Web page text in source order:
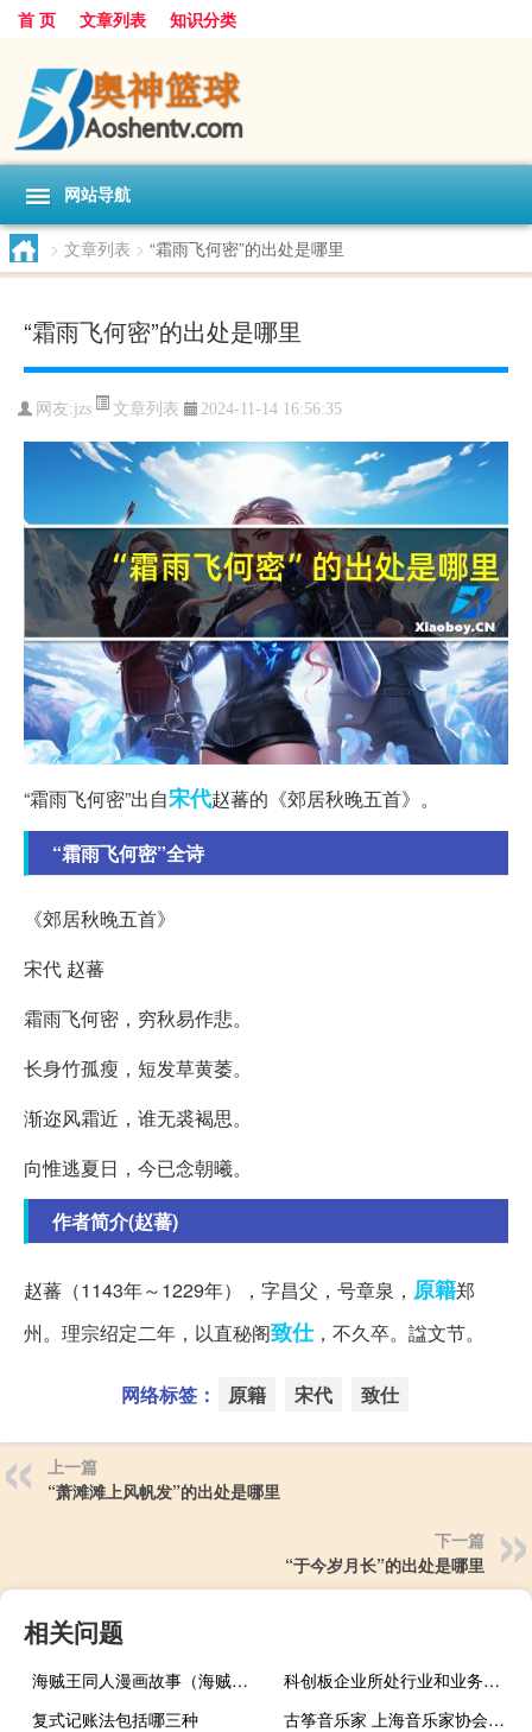
首 页 文章列表 知识分类
网站导航
> 文章列表 > “霜雨飞何密”的出处是哪里
“霜雨飞何密”的出处是哪里
网友:jzs 文章列表 2024-11-14 16:56:35
“霜雨飞何密”出自宋代赵蕃的《郊居秋晚五首》。
“霜雨飞何密”全诗
《郊居秋晚五首》
宋代 赵蕃
霜雨飞何密，穷秋易作悲。
长身竹孤瘦，短发草黄萎。
渐迩风霜近，谁无裘褐思。
向惟逃夏日，今已念朝曦。
作者简介(赵蕃)
赵蕃（1143年～1229年），字昌父，号章泉， 原籍郑
州。理宗绍定二年，以直秘阁致仕，不久卒。諡文节。
网络标签： 原籍 宋代 致仕
上一篇
“萧滩滩上风帆发”的出处是哪里
下一篇
“于今岁月长”的出处是哪里
相关问题
海贼王同人漫画故事（海贼王同人漫画h子）
科创板企业所处行业和业务往往具有什么特点（科创板企业所处行业和业务往往具有特点）
复式记账法包括哪三种
古筝音乐家 上海音乐家协会古筝考级